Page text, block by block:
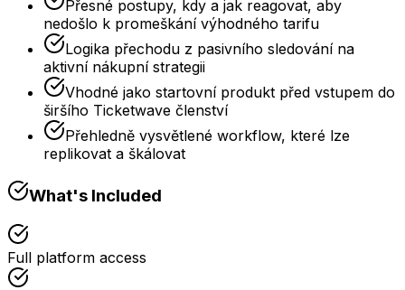
Přesné postupy, kdy a jak reagovat, aby
nedošlo k promeškání výhodného tarifu
Logika přechodu z pasivního sledování na
aktivní nákupní strategii
Vhodné jako startovní produkt před vstupem do
širšího Ticketwave členství
Přehledně vysvětlené workflow, které lze
replikovat a škálovat
What's Included
Full platform access